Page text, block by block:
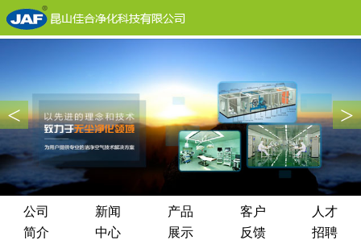
< >
公司
简介
新闻
中心
产品
展示
客户
反馈
人才
招聘